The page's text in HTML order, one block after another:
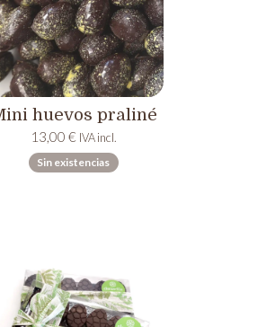
huevos praliné
13,00 € IVA incl.
Sin existencias